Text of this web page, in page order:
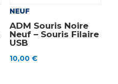
NEUF
ADM Souris Noire
Neuf – Souris Filaire
USB
10,00 €